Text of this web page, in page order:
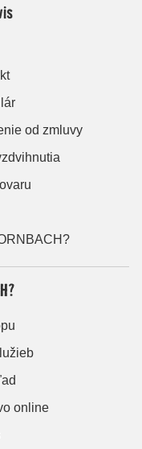
od zmluvy
online